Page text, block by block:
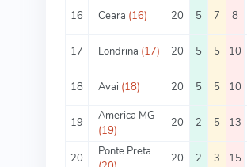
16
Ceara (16) 20 5 7 8
17
Londrina (17) 20 5 5 10
18
Avai (18) 20 5 5 10
19
America MG
(19)
20 2 5 13
20
Ponte Preta
20 2 3 15